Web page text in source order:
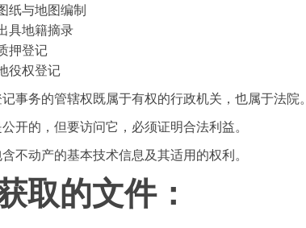
纸与地图编制
具地籍摘录
押登记
役权登记
事务的管辖权既属于有权的行政机关，也属于法院。
开的，但要访问它，必须证明合法利益。
不动产的基本技术信息及其适用的权利。
取的文件：